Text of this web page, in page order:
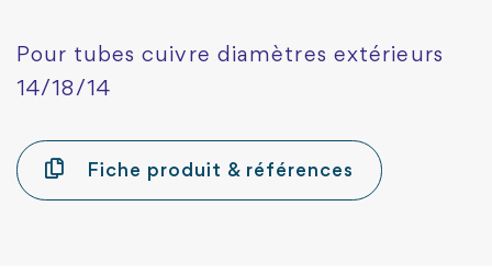
Pour tubes cuivre diamètres extérieurs
14/18/14
Fiche produit & références